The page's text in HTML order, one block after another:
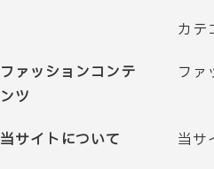
カテ
ファッションコンテ
ンツ
ファ
当サイトについて 当サ